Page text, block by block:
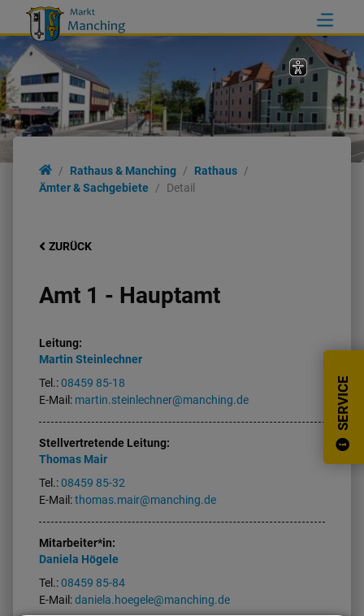
SERVICE
Rathaus & Manching
Rathaus
Ämter & Sachgebiete
Detail
ZURÜCK
Amt 1 - Hauptamt
Leitung:
Martin Steinlechner
Tel.:08459 85-18
E-Mail: martin.steinlechner@manching.de
Stellvertretende Leitung:
Thomas Mair
Tel.:08459 85-32
E-Mail:thomas.mair@manching.de
Mitarbeiter*in:
Daniela Högele
Tel.:08459 85-84
E-Mail:daniela.hoegele@manching.de